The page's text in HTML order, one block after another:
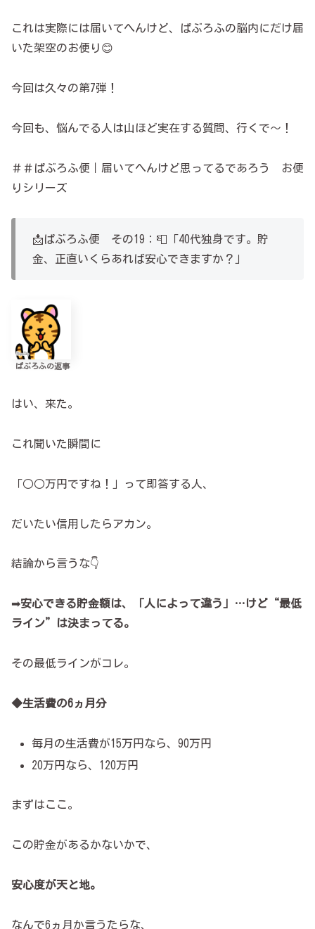
これは実際には届いてへんけど、ぱぶろふの脳内にだけ届
いた架空のお便り😊
今回は久々の第7弾！
今回も、悩んでる人は山ほど実在する質問、行くで～！
＃＃ぱぶろふ便｜届いてへんけど思ってるであろう お便
りシリーズ
📩ぱぶろふ便 その19：📮「40代独身です。貯
金、正直いくらあれば安心できますか？」
ぱぶろふの返事
はい、来た。
これ聞いた瞬間に
「○○万円ですね！」って即答する人、
だいたい信用したらアカン。
結論から言うな👇
➡安心できる貯金額は、「人によって違う」…けど“最低
ライン”は決まってる。
その最低ラインがコレ。
◆生活費の6ヵ月分
毎月の生活費が15万円なら、90万円
20万円なら、120万円
まずはここ。
この貯金があるかないかで、
安心度が天と地。
なんで6ヵ月か言うたらな、